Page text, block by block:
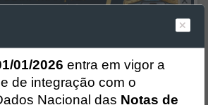
""
Por favor, aguarde...
01/2026 entra em vigor a
de integração com o
Nacional das Notas de
do Sistema
CÓDIGO DA MENSAGEM: